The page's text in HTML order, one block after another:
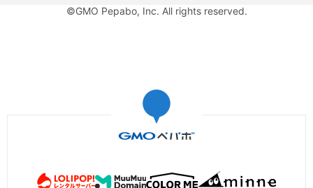
©GMO Pepabo, Inc. All rights reserved.